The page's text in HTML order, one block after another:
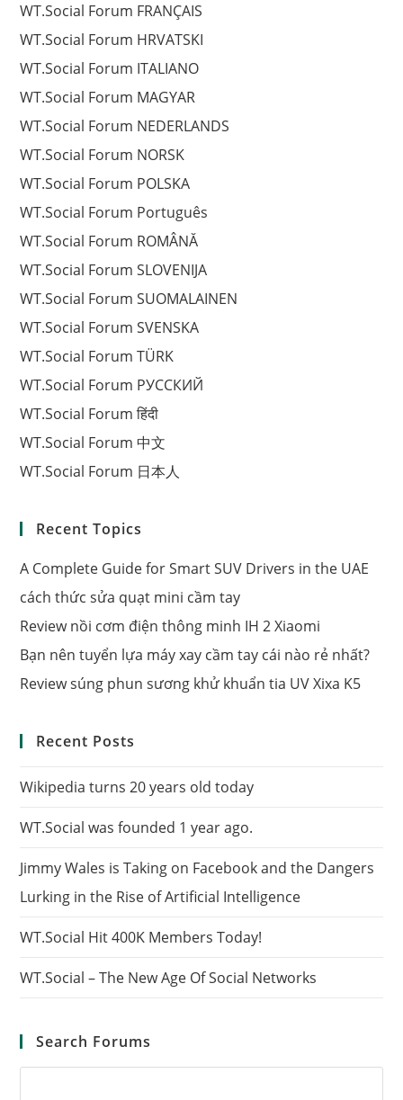
WT.Social Forum FRANÇAIS
WT.Social Forum HRVATSKI
WT.Social Forum ITALIANO
WT.Social Forum MAGYAR
WT.Social Forum NEDERLANDS
WT.Social Forum NORSK
WT.Social Forum POLSKA
WT.Social Forum Português
WT.Social Forum ROMÂNĂ
WT.Social Forum SLOVENIJA
WT.Social Forum SUOMALAINEN
WT.Social Forum SVENSKA
WT.Social Forum TÜRK
WT.Social Forum РУССКИЙ
WT.Social Forum हिंदी
WT.Social Forum 中文
WT.Social Forum 日本人
Recent Topics
A Complete Guide for Smart SUV Drivers in the UAE
cách thức sửa quạt mini cầm tay
Review nồi cơm điện thông minh IH 2 Xiaomi
Bạn nên tuyển lựa máy xay cầm tay cái nào rẻ nhất?
Review súng phun sương khử khuẩn tia UV Xixa K5
Recent Posts
Wikipedia turns 20 years old today
WT.Social was founded 1 year ago.
Jimmy Wales is Taking on Facebook and the Dangers
Lurking in the Rise of Artificial Intelligence
WT.Social Hit 400K Members Today!
WT.Social – The New Age Of Social Networks
Search Forums